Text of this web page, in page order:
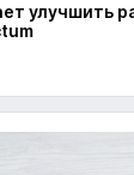
улучшить